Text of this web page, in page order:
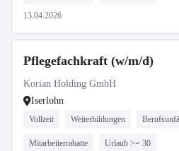
13.04.2026
Pflegefachkraft (w/m/d)
Korian Holding GmbH
Iserlohn
Vollzeit Weiterbildungen
Mitarbeiterrabatte Urlaub >= 30